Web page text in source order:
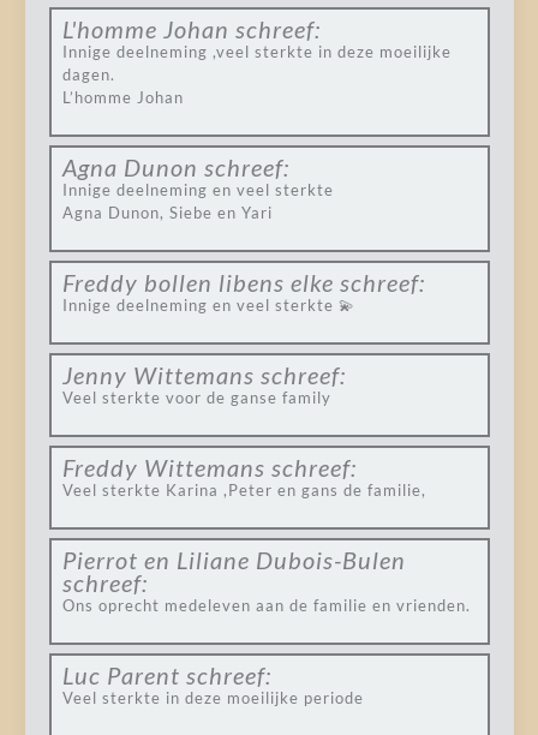
L'homme Johan schreef:
Innige deelneming ,veel sterkte in deze moeilijke
dagen.
L’homme Johan
Agna Dunon schreef:
Innige deelneming en veel sterkte
Agna Dunon, Siebe en Yari
Freddy bollen libens elke schreef:
Innige deelneming en veel sterkte 💫
Jenny Wittemans schreef:
Veel sterkte voor de ganse family
Freddy Wittemans schreef:
Veel sterkte Karina ,Peter en gans de familie,
Pierrot en Liliane Dubois-Bulen
schreef:
Ons oprecht medeleven aan de familie en vrienden.
Luc Parent schreef:
Veel sterkte in deze moeilijke periode